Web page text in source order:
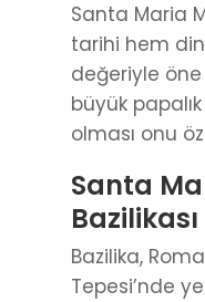
Santa Maria
tarihi hem
değeriyle öne
büyük
olması onu
Santa
Bazilika,
Tepesi’nde